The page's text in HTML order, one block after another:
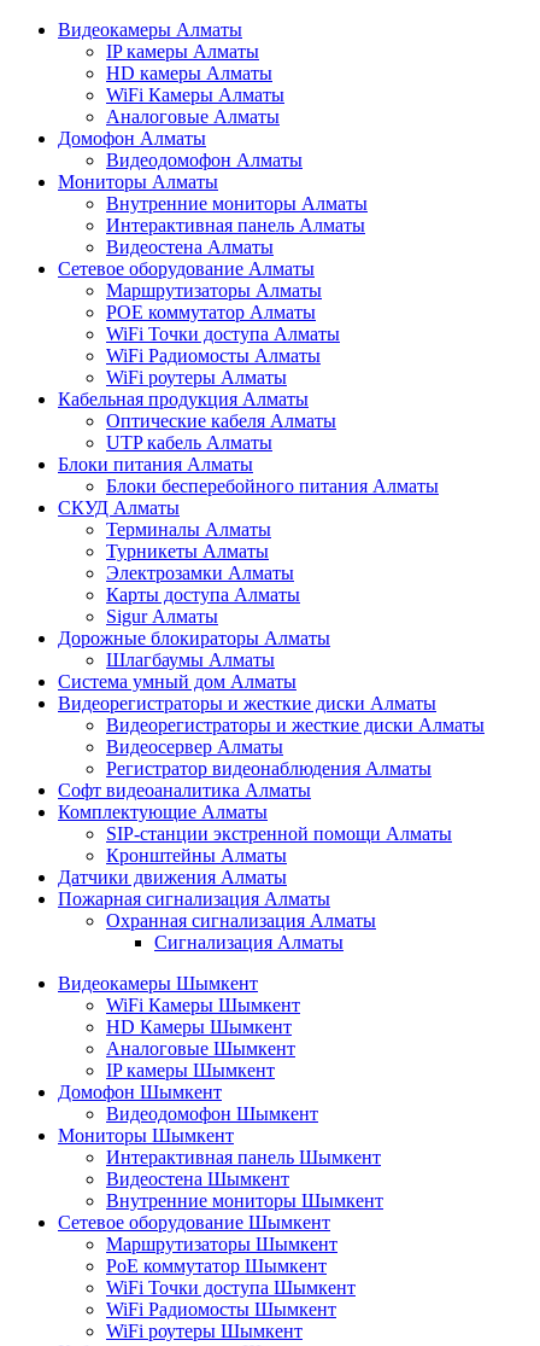
Видеокамеры Алматы
IP камеры Алматы
HD камеры Алматы
WiFi Камеры Алматы
Аналоговые Алматы
Домофон Алматы
Видеодомофон Алматы
Мониторы Алматы
Внутренние мониторы Алматы
Интерактивная панель Алматы
Видеостена Алматы
Сетевое оборудование Алматы
Маршрутизаторы Алматы
POE коммутатор Алматы
WiFi Точки доступа Алматы
WiFi Радиомосты Алматы
WiFi роутеры Алматы
Кабельная продукция Алматы
Оптические кабеля Алматы
UTP кабель Алматы
Блоки питания Алматы
Блоки бесперебойного питания Алматы
СКУД Алматы
Терминалы Алматы
Турникеты Алматы
Электрозамки Алматы
Карты доступа Алматы
Sigur Алматы
Дорожные блокираторы Алматы
Шлагбаумы Алматы
Система умный дом Алматы
Видеорегистраторы и жесткие диски Алматы
Видеорегистраторы и жесткие диски Алматы
Видеосервер Алматы
Регистратор видеонаблюдения Алматы
Софт видеоаналитика Алматы
Комплектующие Алматы
SIP-станции экстренной помощи Алматы
Кронштейны Алматы
Датчики движения Алматы
Пожарная сигнализация Алматы
Охранная сигнализация Алматы
Сигнализация Алматы
Видеокамеры Шымкент
WiFi Камеры Шымкент
HD Камеры Шымкент
Аналоговые Шымкент
IP камеры Шымкент
Домофон Шымкент
Видеодомофон Шымкент
Мониторы Шымкент
Интерактивная панель Шымкент
Видеостена Шымкент
Внутренние мониторы Шымкент
Сетевое оборудование Шымкент
Маршрутизаторы Шымкент
PoE коммутатор Шымкент
WiFi Точки доступа Шымкент
WiFi Радиомосты Шымкент
WiFi роутеры Шымкент